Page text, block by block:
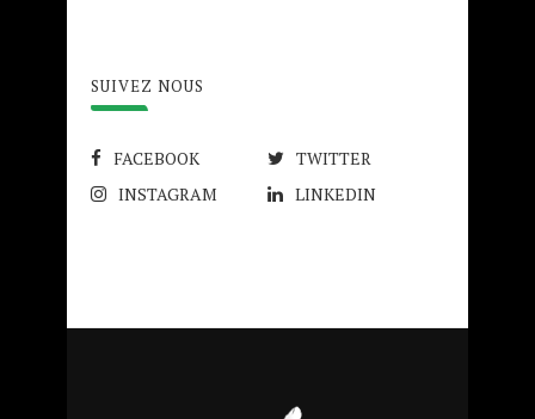
SUIVEZ NOUS
FACEBOOK
TWITTER
INSTAGRAM
LINKEDIN